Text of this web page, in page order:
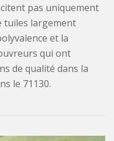
pas uniquement
tuiles largement
et la
qui ont
de qualité dans la
le 71130.